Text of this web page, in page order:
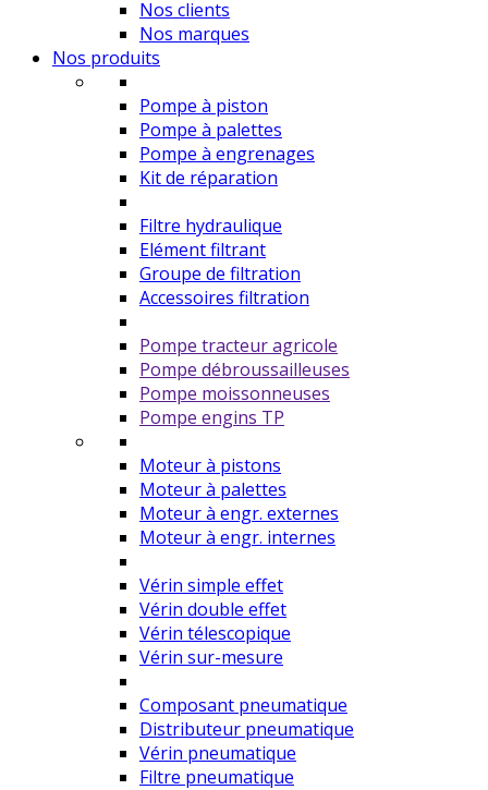
Nos clients
Nos marques
Nos produits
Pompe à piston
Pompe à palettes
Pompe à engrenages
Kit de réparation
Filtre hydraulique
Elément filtrant
Groupe de filtration
Accessoires filtration
Pompe tracteur agricole
Pompe débroussailleuses
Pompe moissonneuses
Pompe engins TP
Moteur à pistons
Moteur à palettes
Moteur à engr. externes
Moteur à engr. internes
Vérin simple effet
Vérin double effet
Vérin télescopique
Vérin sur-mesure
Composant pneumatique
Distributeur pneumatique
Vérin pneumatique
Filtre pneumatique